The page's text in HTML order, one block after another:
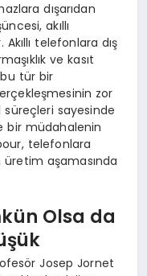
dışarıdan
akıllı
telefonlara dış
ve kasıt
tür bir
zor
sayesinde
bir müdahalenin
telefonlara
aşamasında
Olsa da
Josep Jornet